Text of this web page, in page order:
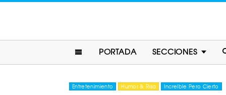
PORTADA SECCIONES
Entretenimiento Humor & Risa Increíble Pero Cierto